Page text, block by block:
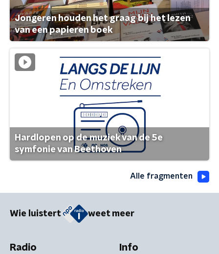
Jongeren houden het graag bij het lezen
van een papieren boek
Hardlopen op de muziek van de 5e
symfonie van Beethoven
Alle fragmenten
Wie luistert weet meer
Radio Info